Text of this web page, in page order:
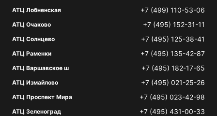
АТЦ Лобненская +7 (499) 110-53-06
АТЦ Очаково +7 (495) 152-31-11
АТЦ Солнцево +7 (495) 125-38-41
АТЦ Раменки +7 (495) 135-42-87
АТЦ Варшавское ш +7 (495) 182-17-65
АТЦ Измайлово +7 (495) 021-25-26
АТЦ Проспект Мира +7 (495) 023-42-98
АТЦ Зеленоград +7 (495) 431-00-33